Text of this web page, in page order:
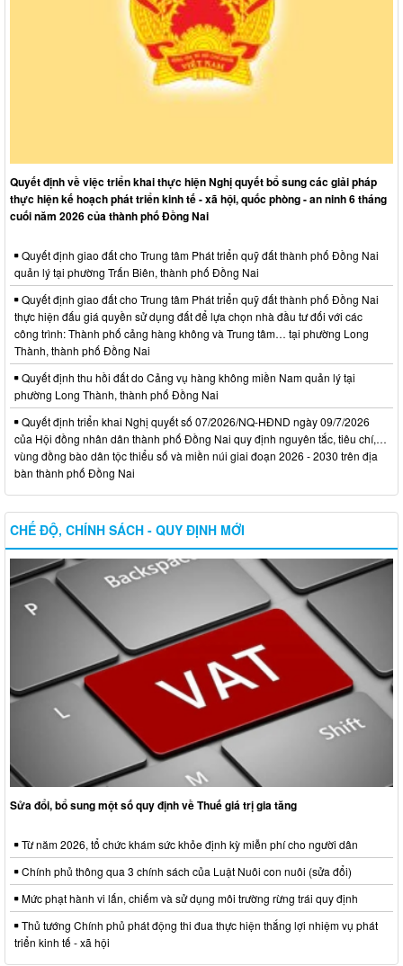
Quyết định về việc triển khai thực hiện Nghị quyết bổ sung các giải pháp
thực hiện kế hoạch phát triển kinh tế - xã hội, quốc phòng - an ninh 6 tháng
cuối năm 2026 của thành phố Đồng Nai
Quyết định giao đất cho Trung tâm Phát triển quỹ đất thành phố Đồng Nai
quản lý tại phường Trấn Biên, thành phố Đồng Nai
Quyết định giao đất cho Trung tâm Phát triển quỹ đất thành phố Đồng Nai
thực hiện đấu giá quyền sử dụng đất để lựa chọn nhà đầu tư đối với các
công trình: Thành phố cảng hàng không và Trung tâm… tại phường Long
Thành, thành phố Đồng Nai
Quyết định thu hồi đất do Cảng vụ hàng không miền Nam quản lý tại
phường Long Thành, thành phố Đồng Nai
Quyết định triển khai Nghị quyết số 07/2026/NQ-HĐND ngày 09/7/2026
của Hội đồng nhân dân thành phố Đồng Nai quy định nguyên tắc, tiêu chí,…
vùng đồng bào dân tộc thiểu số và miền núi giai đoạn 2026 - 2030 trên địa
bàn thành phố Đồng Nai
CHẾ ĐỘ, CHÍNH SÁCH - QUY ĐỊNH MỚI
Sửa đổi, bổ sung một số quy định về Thuế giá trị gia tăng
Từ năm 2026, tổ chức khám sức khỏe định kỳ miễn phí cho người dân
Chính phủ thông qua 3 chính sách của Luật Nuôi con nuôi (sửa đổi)
Mức phạt hành vi lấn, chiếm và sử dụng môi trường rừng trái quy định
Thủ tướng Chính phủ phát động thi đua thực hiện thắng lợi nhiệm vụ phát
triển kinh tế - xã hội